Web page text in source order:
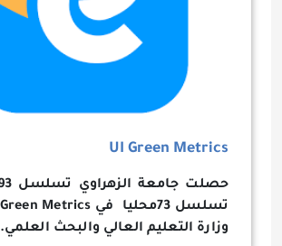
UI Green Metrics
وزارة التعليم العالي والبحث العلمي.